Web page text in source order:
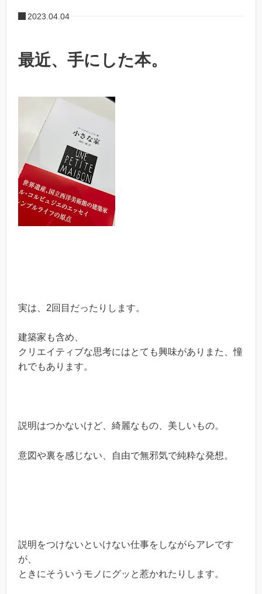
2023.04.04
最近、手にした本。
実は、2回目だったりします。
建築家も含め、
クリエイティブな思考にはとても興味がありまた、憧
れでもあります。
説明はつかないけど、綺麗なもの、美しいもの。
意図や裏を感じない、自由で無邪気で純粋な発想。
説明をつけないといけない仕事をしながらアレです
が、
ときにそういうモノにグッと惹かれたりします。